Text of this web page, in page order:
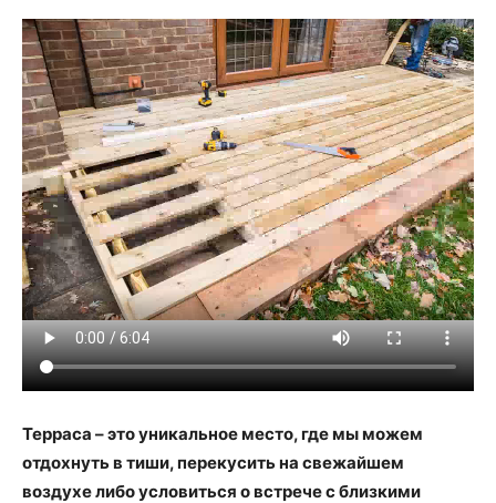
Терраса – это уникальное место, где мы можем
отдохнуть в тиши, перекусить на свежайшем
воздухе либо условиться о встрече с близкими